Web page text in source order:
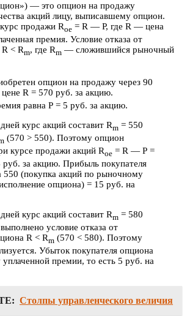
— это опцион на продажу
акций лицу, выписавшему опцион.
продажи Rое = R — Р, где R — цена
премия. Условие отказа от
R < Rm, где Rm — сложившийся рыночный
опцион на продажу через 90
R = 570 руб. за акцию.
равна Р = 5 руб. за акцию.
курс акций составит Rm = 550
(570 > 550). Поэтому опцион
курсе продажи акций Roe = R — Р =
за акцию. Прибыль покупателя
550 (покупка акций по рыночному
опциона) = 15 руб. на
курс акций составит Rm = 580
условие отказа от
R < Rm (570 < 580). Поэтому
Убыток покупателя опциона
уплаченной премии, то есть 5 руб. на
Столпы управленческого величия